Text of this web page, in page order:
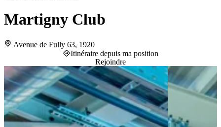
Martigny Club
Avenue de Fully 63, 1920
Itinéraire depuis ma position
Rejoindre